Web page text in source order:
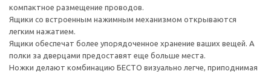
компактное размещение проводов.
Ящики со встроенным нажимным механизмом открываются
легким нажатием.
Ящики обеспечат более упорядоченное хранение ваших вещей. А
полки за дверцами предоставят еще больше места.
Ножки делают комбинацию БЕСТО визуально легче, приподнимая